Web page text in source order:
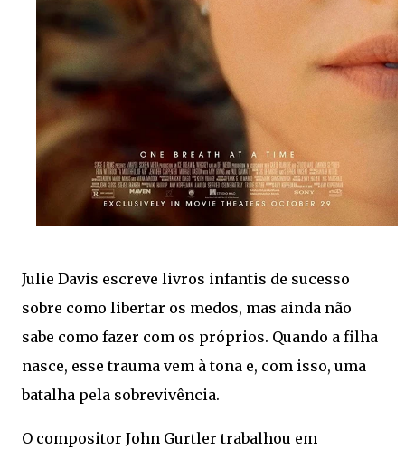
Julie Davis escreve livros infantis de sucesso
sobre como libertar os medos, mas ainda não
sabe como fazer com os próprios. Quando a filha
nasce, esse trauma vem à tona e, com isso, uma
batalha pela sobrevivência.
O compositor John Gurtler trabalhou em